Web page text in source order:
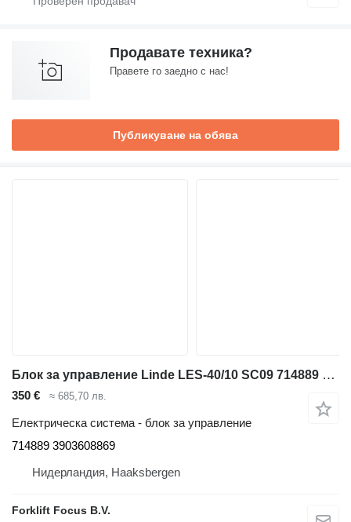
Продавате техника?
Правете го заедно с нас!
Публикуване на обява
Блок за управление Linde LES-40/10 SC09 714889 за стакер Linde L12-14
350 € ≈ 685,70 лв.
Електрическа система - блок за управление
714889 3903608869
Нидерландия, Haaksbergen
Forklift Focus B.V.